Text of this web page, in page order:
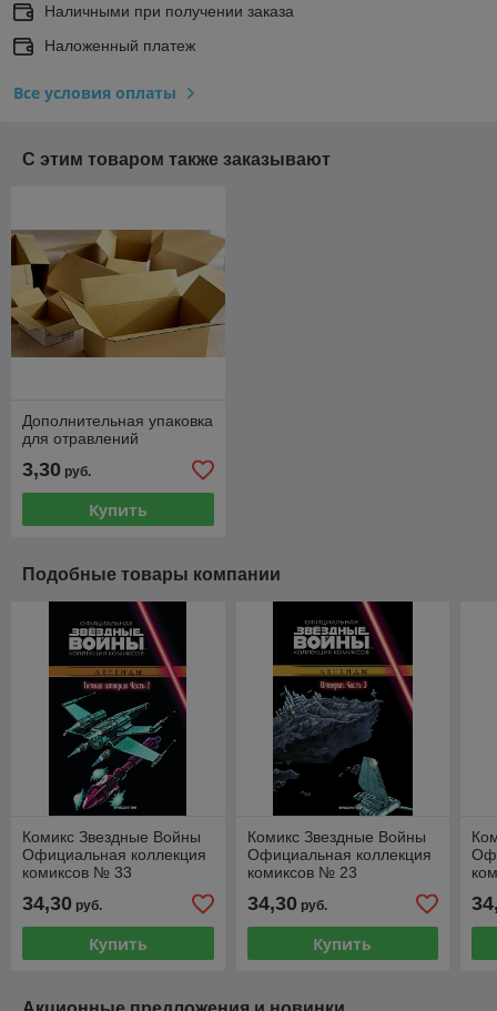
Наличными при получении заказа
Наложенный платеж
Все условия оплаты
С этим товаром также заказывают
Дополнительная упаковка
для отравлений
3,30 руб.
Купить
Подобные товары компании
Комикс Звездные Войны
Официальная коллекция
комиксов № 33
34,30 руб.
Купить
Комикс Звездные Войны
Официальная коллекция
комиксов № 23
34,30руб.
Купить